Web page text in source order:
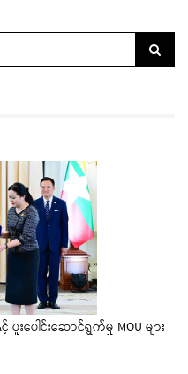
ပေါင်းဆောင်ရွက်မှု MOU များ